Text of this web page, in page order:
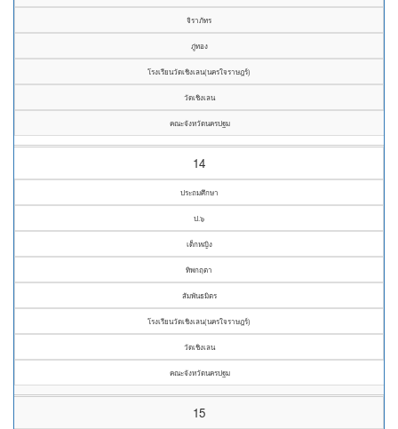
จิราภัทร
ภู่ทอง
โรงเรียนวัดเชิงเลน(นครใจราษฎร์)
วัดเชิงเลน
คณะจังหวัดนครปฐม
14
ประถมศึกษา
ป.๖
เด็กหญิง
ทิพกฤตา
สัมพันธมิตร
โรงเรียนวัดเชิงเลน(นครใจราษฎร์)
วัดเชิงเลน
คณะจังหวัดนครปฐม
15